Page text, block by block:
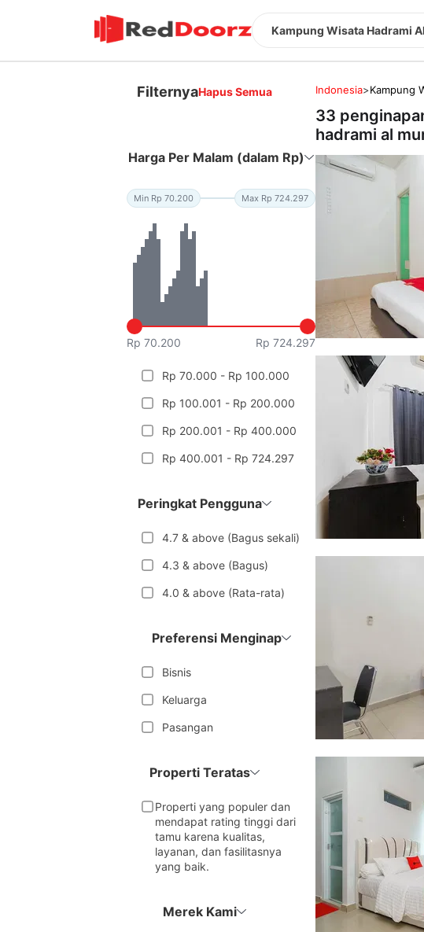
Kampung Wisata Hadrami
FilternyaHapus Semua
Harga Per Malam (dalam Rp)
Min Rp 70.200 Max Rp 724.297
Rp 70.200 Rp 724.297
Rp 70.000 - Rp 100.000
Rp 100.001 - Rp 200.000
Rp 200.001 - Rp 400.000
Rp 400.001 - Rp 724.297
Peringkat Pengguna
4.7 & above (Bagus sekali)
4.3 & above (Bagus)
4.0 & above (Rata-rata)
Preferensi Menginap
Bisnis
Keluarga
Pasangan
Properti Teratas
Properti yang populer dan
mendapat rating tinggi dari
tamu karena kualitas,
layanan, dan fasilitasnya
yang baik.
Merek Kami
Indonesia>Kampung
33
hadrami al